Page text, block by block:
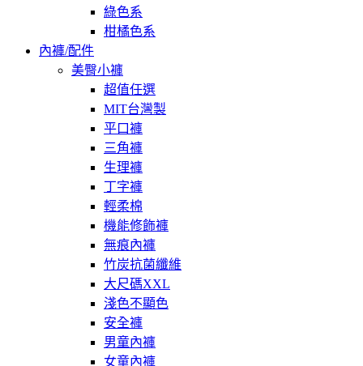
綠色系
柑橘色系
內褲/配件
美臀小褲
超值任選
MIT台灣製
平口褲
三角褲
生理褲
丁字褲
輕柔棉
機能修飾褲
無痕內褲
竹炭抗菌纖維
大尺碼XXL
淺色不顯色
安全褲
男童內褲
女童內褲